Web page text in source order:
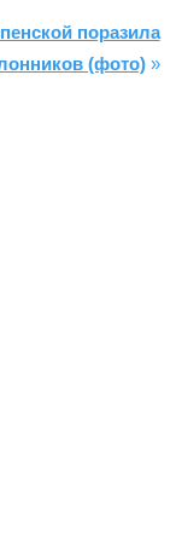
поразила
(фото)»